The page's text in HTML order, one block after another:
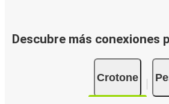
Descubre más conexiones
Crotone